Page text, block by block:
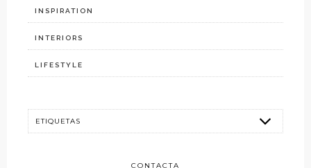
INSPIRATION
INTERIORS
LIFESTYLE
CONTACTA